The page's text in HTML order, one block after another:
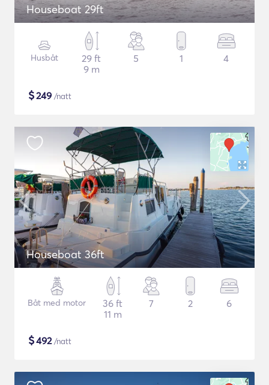
Houseboat 29ft
Husbåt
29 ft
9 m
5 1 4
$249 /natt
Houseboat 36ft
Båt med motor
36 ft
11 m
7 2 6
$492/natt